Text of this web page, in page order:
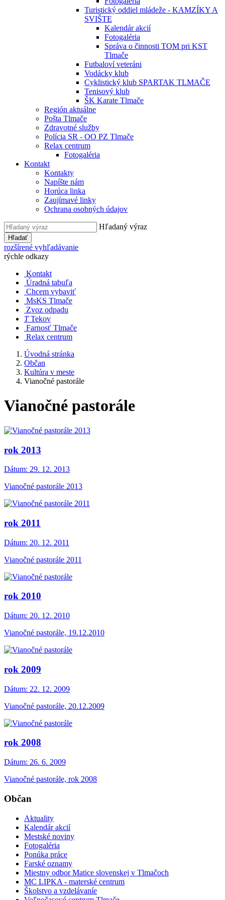
Turistický oddiel mládeže - KAMZÍKY A
SVIŠTE
Kalendár akcií
Fotogaléria
Správa o činnosti TOM pri KST
Tlmače
Futbaloví veteráni
Vodácky klub
Cyklistický klub SPARTAK TLMAČE
Tenisový klub
ŠK Karate Tlmače
Región aktuálne
Pošta Tlmače
Zdravotné služby
Polícia SR - OO PZ Tlmače
Relax centrum
Fotogaléria
Kontakt
Kontakty
Napíšte nám
Horúca linka
Zaujímavé linky
Ochrana osobných údajov
Hľadaný výraz
Hľadať
rozšírené vyhľadávanie
rýchle odkazy
Kontakt
Úradná tabuľa
Chcem vybaviť
MsKS Tlmače
Zvoz odpadu
T Tekov
Farnosť Tlmače
Relax centrum
Úvodná stránka
Občan
Kultúra v meste
Vianočné pastorále
Vianočné pastorále
rok 2013
Dátum: 29. 12. 2013
Vianočné pastorále 2013
rok 2011
Dátum: 20. 12. 2011
Vianočné pastorále 2011
rok 2010
Dátum: 20. 12. 2010
Vianočné pastorále, 19.12.2010
rok 2009
Dátum: 22. 12. 2009
Vianočné pastorále, 20.12.2009
rok 2008
Dátum: 26. 6. 2009
Vianočné pastorále, rok 2008
Občan
Aktuality
Kalendár akcií
Mestské noviny
Fotogaléria
Ponúka práce
Farské oznamy
Miestny odbor Matice slovenskej v Tlmačoch
MC LIPKA - materské centrum
Školstvo a vzdelávaníe